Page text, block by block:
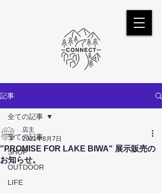
記事
全ての記事
SHOP
OUTDOOR
LIFE
全ての記事
"PROMISE FOR LAKE BIWA" 展示販売の
お知らせ。
店主
2021年8月7日